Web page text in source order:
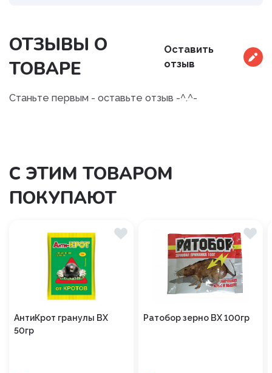
ОТЗЫВЫ О
ТОВАРЕ
Оставить
отзыв
Станьте первым - оставьте отзыв -^.^-
С ЭТИМ ТОВАРОМ
ПОКУПАЮТ
АнтиКрот гранулы ВХ
50гр
Ратобор зерно ВХ 100гр